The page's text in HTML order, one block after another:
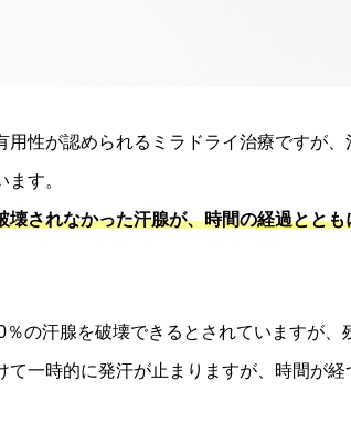
性が認められるミラドライ治療ですが
す。
壊されなかった汗腺が、時間の経過とと
の汗腺を破壊できるとされていますが、
一時的に発汗が止まりますが、時間が